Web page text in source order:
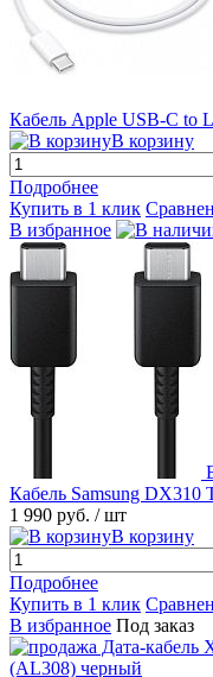
Кабель Apple USB-C to
В корзину
Подробнее
Купить в 1 клик
В избранное
Кабель Samsung DX310
1 990 руб. / шт
В корзину
Подробнее
Купить в 1 клик
В избранное Под заказ